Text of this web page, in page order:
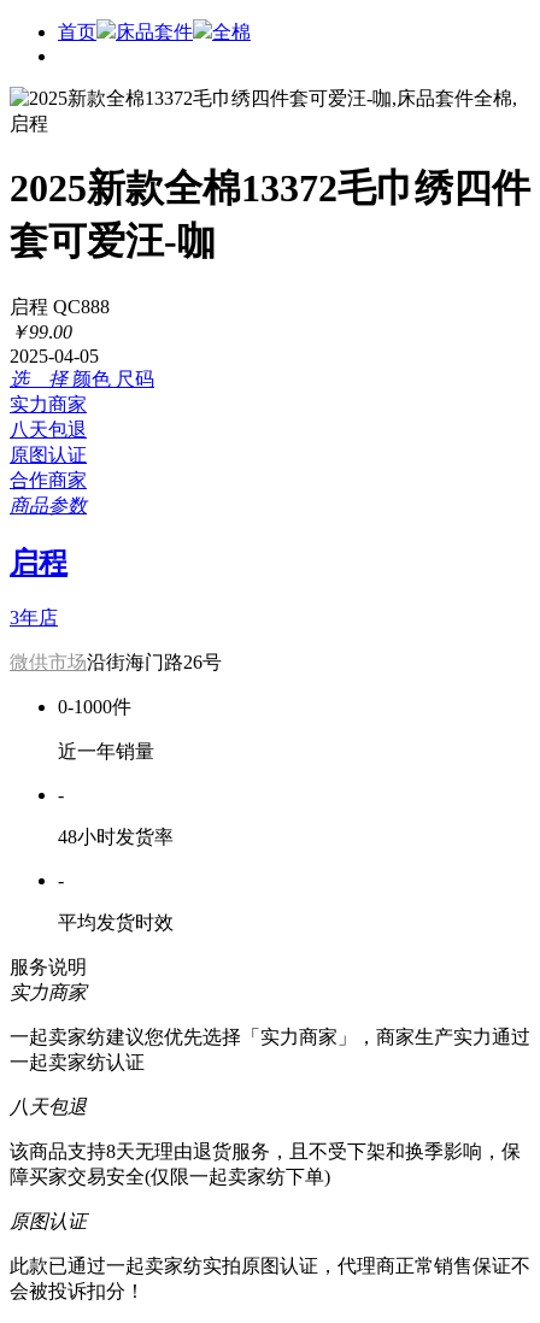
首页 床品套件 全棉
2025新款全棉13372毛巾绣四件
套可爱汪-咖
启程 QC888
￥99.00
2025-04-05
选 择 颜色 尺码
实力商家
八天包退
原图认证
合作商家
商品参数
启程
3年店
微供市场沿街海门路26号
0-1000件
近一年销量
-
48小时发货率
-
平均发货时效
服务说明
实力商家
一起卖家纺建议您优先选择「实力商家」，商家生产实力通过
一起卖家纺认证
八天包退
该商品支持8天无理由退货服务，且不受下架和换季影响，保
障买家交易安全(仅限一起卖家纺下单)
原图认证
此款已通过一起卖家纺实拍原图认证，代理商正常销售保证不
会被投诉扣分！